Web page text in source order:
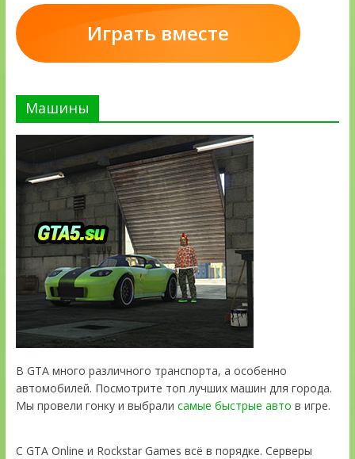
Играть вместе
Машины
В GTA много различного транспорта, а особенно
автомобилей. Посмотрите топ лучших машин для города.
Мы провели гонку и выбрали самые быстрые авто в игре.
С GTA Online и Rockstar Games всё в порядке. Серверы